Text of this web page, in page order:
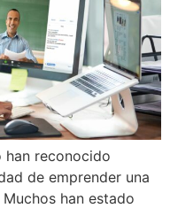
han reconocido
de emprender una
han estado